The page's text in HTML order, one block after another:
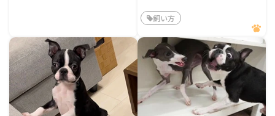
飼い方